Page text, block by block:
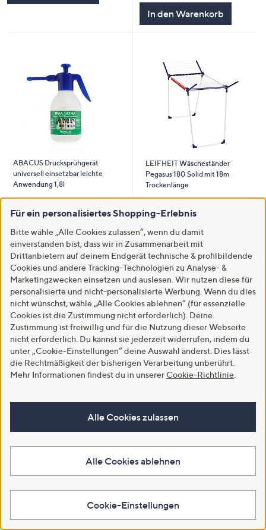
5
In den Warenkorb
ABACUS Drucksprühgerät
universell einsetzbar leichte
Anwendung 1,8l
€ 22,99
3.3
von
7
Bewertungen
In den Warenkorb
LEIFHEIT Wäscheständer
Pegasus 180 Solid mit 18m
Trockenlänge
€ 36,99
von
In den Warenkorb
materialschonend 3x 500g
€ 22,99
vonBewertungen
In den Warenkorb
Gartenfackeln Flamm-Effekt
Rattan-Optik
€ 11,24
vonBewertungen
In den Warenkorb
Für ein personalisiertes Shopping-Erlebnis
Bitte wähle „Alle Cookies zulassen“, wenn du damit
einverstanden bist, dass wir in Zusammenarbeit mit
Drittanbietern auf deinem Endgerät technische & profilbildende
Cookies und andere Tracking-Technologien zu Analyse- &
Marketingzwecken einsetzen und auslesen. Wir nutzen diese für
personalisierte und nicht-personalisierte Werbung. Wenn du dies
nicht wünschst, wähle „Alle Cookies ablehnen“ (für essenzielle
Cookies ist die Zustimmung nicht erforderlich). Deine
Zustimmung ist freiwillig und für die Nutzung dieser Webseite
nicht erforderlich. Du kannst sie jederzeit widerrufen, indem du
unter „Cookie-Einstellungen“ deine Auswahl änderst. Dies lässt
die Rechtmäßigkeit der bisherigen Verarbeitung unberührt.
Mehr Informationen findest du in unserer Cookie-Richtlinie
Alle Cookies zulassen
Alle Cookies ablehnen
Cookie-Einstellungen